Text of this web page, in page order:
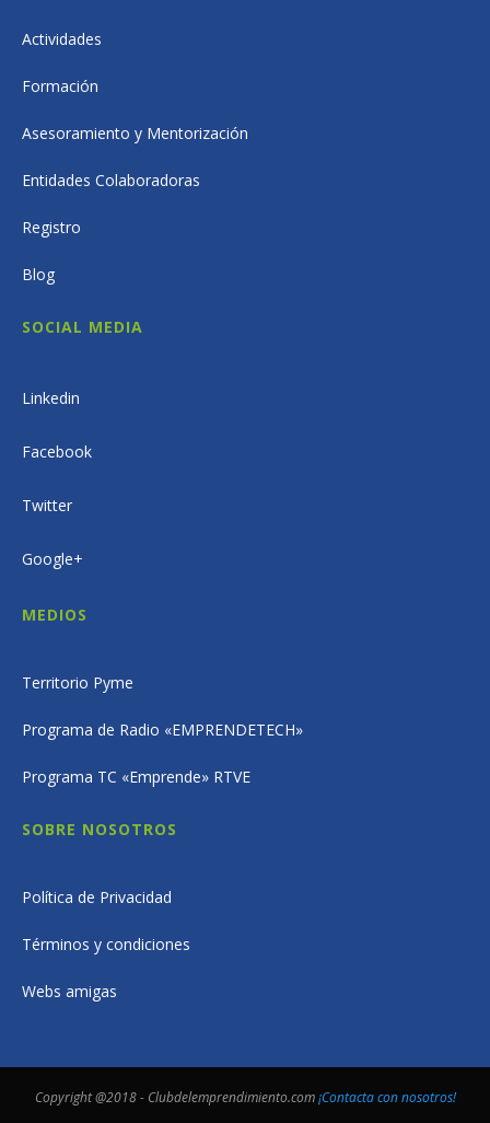
Actividades
Formación
Asesoramiento y Mentorización
Entidades Colaboradoras
Registro
Blog
SOCIAL MEDIA
Linkedin
Facebook
Twitter
Google+
MEDIOS
Territorio Pyme
Programa de Radio «EMPRENDETECH»
Programa TC «Emprende» RTVE
SOBRE NOSOTROS
Política de Privacidad
Términos y condiciones
Webs amigas
Copyright @2018 - Clubdelemprendimiento.com¡Contacta con nosotros!